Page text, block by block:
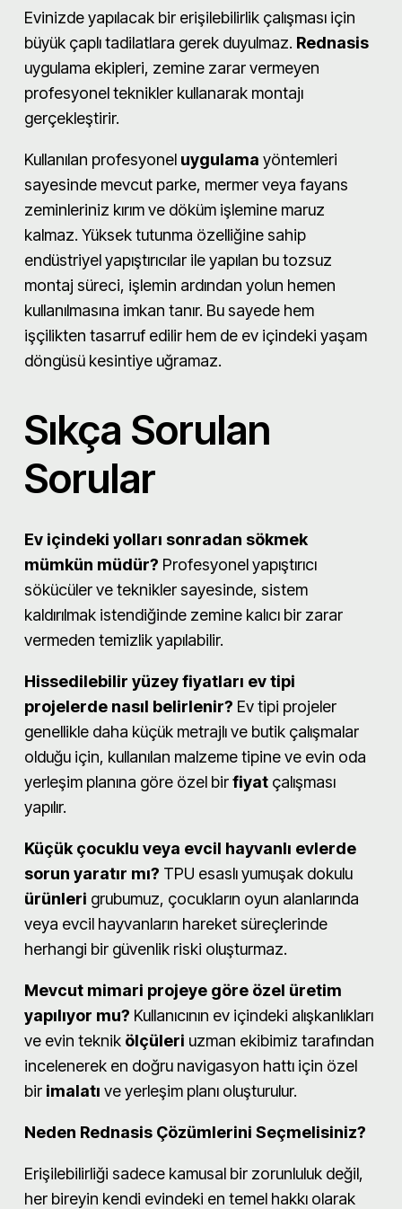
Evinizde yapılacak bir erişilebilirlik çalışması için
büyük çaplı tadilatlara gerek duyulmaz. Rednasis
uygulama ekipleri, zemine zarar vermeyen
profesyonel teknikler kullanarak montajı
gerçekleştirir.
Kullanılan profesyonel uygulama yöntemleri
sayesinde mevcut parke, mermer veya fayans
zeminleriniz kırım ve döküm işlemine maruz
kalmaz. Yüksek tutunma özelliğine sahip
endüstriyel yapıştırıcılar ile yapılan bu tozsuz
montaj süreci, işlemin ardından yolun hemen
kullanılmasına imkan tanır. Bu sayede hem
işçilikten tasarruf edilir hem de ev içindeki yaşam
döngüsü kesintiye uğramaz.
Sıkça Sorulan
Sorular
Ev içindeki yolları sonradan sökmek
mümkün müdür? Profesyonel yapıştırıcı
sökücüler ve teknikler sayesinde, sistem
kaldırılmak istendiğinde zemine kalıcı bir zarar
vermeden temizlik yapılabilir.
Hissedilebilir yüzey fiyatları ev tipi
projelerde nasıl belirlenir? Ev tipi projeler
genellikle daha küçük metrajlı ve butik çalışmalar
olduğu için, kullanılan malzeme tipine ve evin oda
yerleşim planına göre özel birfiyat çalışması
yapılır.
Küçük çocuklu veya evcil hayvanlı evlerde
sorun yaratır mı? TPU esaslı yumuşak dokulu
ürünleri grubumuz, çocukların oyun alanlarında
veya evcil hayvanların hareket süreçlerinde
herhangi bir güvenlik riski oluşturmaz.
Mevcut mimari projeye göre özel üretim
yapılıyor mu? Kullanıcının ev içindeki alışkanlıkları
ve evin teknik ölçüleri uzman ekibimiz tarafından
incelenerek en doğru navigasyon hattı için özel
bir imalatı ve yerleşim planı oluşturulur.
Neden Rednasis Çözümlerini Seçmelisiniz?
Erişilebilirliği sadece kamusal bir zorunluluk değil,
her bireyin kendi evindeki en temel hakkı olarak